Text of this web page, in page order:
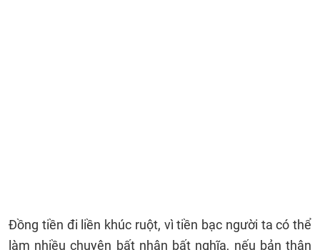
Đồng tiền đi liền khúc ruột, vì tiền bạc người ta có thể
làm nhiều chuyện bất nhân bất nghĩa, nếu bản thân